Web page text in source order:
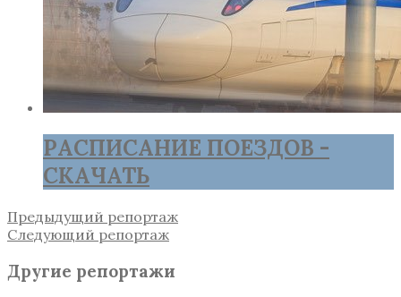
РАСПИСАНИЕ ПОЕЗДОВ -
СКАЧАТЬ
Предыдущий репортаж
Следующий репортаж
Другие репортажи